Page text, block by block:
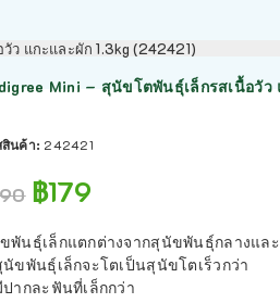
ว แกะและผัก 1.3kg (242421)
Mini – สุนัขโตพันธุ์เล็กรสเนื้อวัว
นค้า: 242421
฿179
พันธุ์เล็กแตกต่างจากสุนัขพันธุ์กลางแล
ขพันธุ์เล็กจะโตเป็นสุนัขโตเร็วกว่า
ากละฟันที่เล็กกว่า